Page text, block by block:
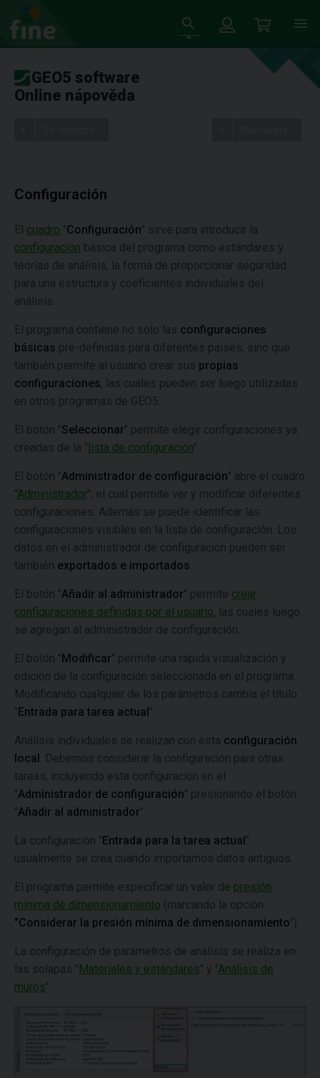
GEO5 software
Online nápověda
Configuración
El cuadro "Configuración" sirve para introducir la
configuración básica del programa como estándares y
teorías de análisis, la forma de proporcionar seguridad
para una estructura y coeficientes individuales del
análisis.
El programa contiene no solo las configuraciones
básicas pre-definidas para diferentes países, sino que
también permite al usuario crear sus propias
configuraciones, las cuales pueden ser luego utilizadas
en otros programas de GEO5.
El botón "Seleccionar" permite elegir configuraciones ya
creadas de la "lista de configuración".
El botón "Administrador de configuración" abre el cuadro
"Administrador", el cual permite ver y modificar diferentes
configuraciones. Además se puede identificar las
configuraciones visibles en la lista de configuración. Los
datos en el administrador de configuración pueden ser
también exportados e importados
El botón "Añadir al administrador" permite crear
configuraciones definidas por el usuario, las cuales luego
se agregan al administrador de configuración.
El botón "Modificar" permite una rápida visualización y
edición de la configuración seleccionada en el programa.
Modificando cualquier de los parámetros cambia el título
"Entrada para tarea actual".
Análisis individuales se realizan con esta configuración
local . Debemos considerar la configuración para otras
tareas, incluyendo esta configuración en el
"Administrador de configuración" presionando el botón
"Añadir al administrador".
La configuración "Entrada para la tarea actual"
usualmente se crea cuando importamos datos antiguos.
El programa permite especificar un valor de presión
mínima de dimensionamiento (marcando la opción
"Considerar la presión mínima de dimensionamiento").
La configuración de parámetros de análisis se realiza en
las solapas "Materiales y estándares" y "Análisis de
muros".